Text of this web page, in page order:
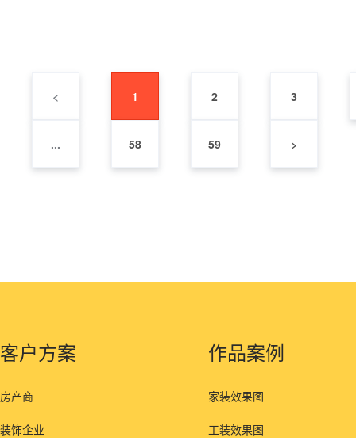
< 1 2 3
... 58 59 >
客户方案
房产商
装饰企业
作品案例
家装效果图
工装效果图